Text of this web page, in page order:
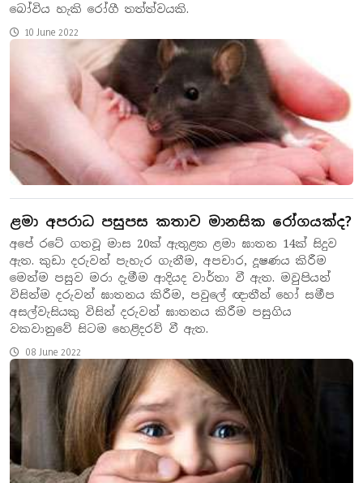
බෝවිය හැකි රෝගී තත්ත්වයකි.
10 June 2022
ළමා අපරාධ පසුපස කතාව මානසික රෝගයක්ද?
අපේ රටේ ගතවූ මාස 20ක් ඇතුළත ළමා ඝාතන 14ක් සිදුව
ඇත. කුඩා දරුවන් පැහැර ගැනීම, අපචාර, දූෂණය කිරීම
මෙන්ම පසුව මරා දැමීම ආදියද වාර්තා වී ඇත. මවුපියන්
විසින්ම දරුවන් ඝාතනය කිරීම, පවුලේ ඥාතීන් හෝ සමීප
අසල්වැසියකු විසින් දරුවන් ඝාතනය කිරීම පසුගිය
වකවානුවේ සිටම හෙළිදරව් වී ඇත.
08 June 2022